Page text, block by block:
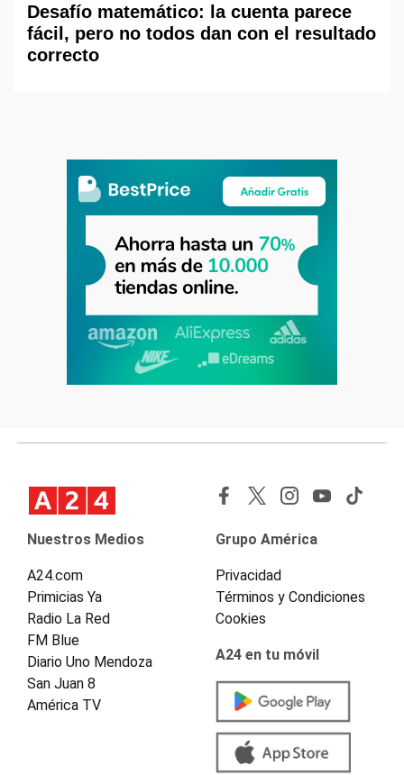
Desafío matemático: la cuenta parece
fácil, pero no todos dan con el resultado
correcto
Nuestros Medios
A24.com
Primicias Ya
Radio La Red
FM Blue
Diario Uno Mendoza
San Juan 8
América TV
Grupo América
Privacidad
Términos y Condiciones
Cookies
A24 en tu móvil